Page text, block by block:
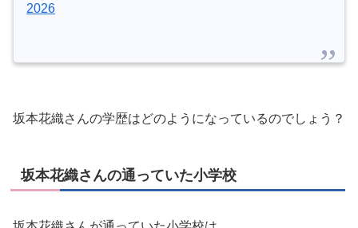
2026
坂本花織さんの学歴はどのようになっているのでしょう？
坂本花織さんの通っていた小学校